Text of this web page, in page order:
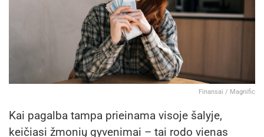
Finansai / Magnific
Kai pagalba tampa prieinama visoje šalyje,
keičiasi žmonių gyvenimai – tai rodo vienas